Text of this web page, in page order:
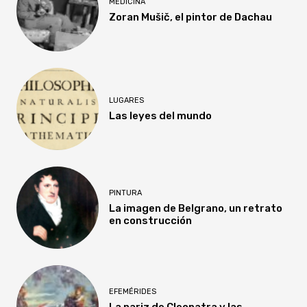
Zoran Mušič, el pintor de Dachau
LUGARES
Las leyes del mundo
PINTURA
La imagen de Belgrano, un retrato
en construcción
EFEMÉRIDES